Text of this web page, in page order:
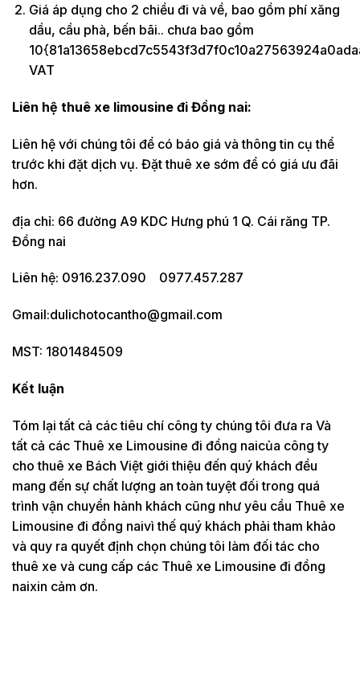
Giá áp dụng cho 2 chiều đi và về, bao gồm phí xăng
dầu, cầu phà, bến bãi.. chưa bao gồm
VAT
Liên hệ thuê xe limousine đi Đồng nai:
Liên hệ với chúng tôi để có báo giá và thông tin cụ thể
trước khi đặt dịch vụ. Đặt thuê xe sớm để có giá ưu đãi
hơn.
địa chỉ: 66 đường A9 KDC Hưng phú 1 Q. Cái răng TP.
Đồng nai
Liên hệ: 0916.237.090 0977.457.287
Gmail:dulichotocantho@gmail.com
MST: 1801484509
Kết luận
Tóm lại tất cả các tiêu chí công ty chúng tôi đưa ra Và
tất cả các Thuê xe Limousine đi đồng naicủa công ty
cho thuê xe Bách Việt giới thiệu đến quý khách đều
mang đến sự chất lượng an toàn tuyệt đối trong quá
trình vận chuyển hành khách cũng như yêu cầu Thuê xe
Limousine đi đồng naivì thế quý khách phải tham khảo
và quy ra quyết định chọn chúng tôi làm đối tác cho
thuê xe và cung cấp các Thuê xe Limousine đi đồng
naixin cảm ơn.